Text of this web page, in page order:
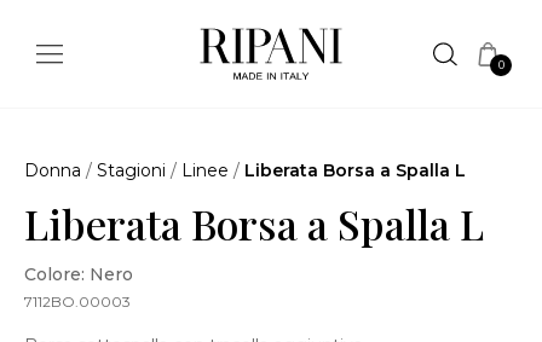
0
Donna / Stagioni / Linee / Liberata Borsa a Spalla L
Liberata Borsa a Spalla L
Colore: Nero
7112BO.00003